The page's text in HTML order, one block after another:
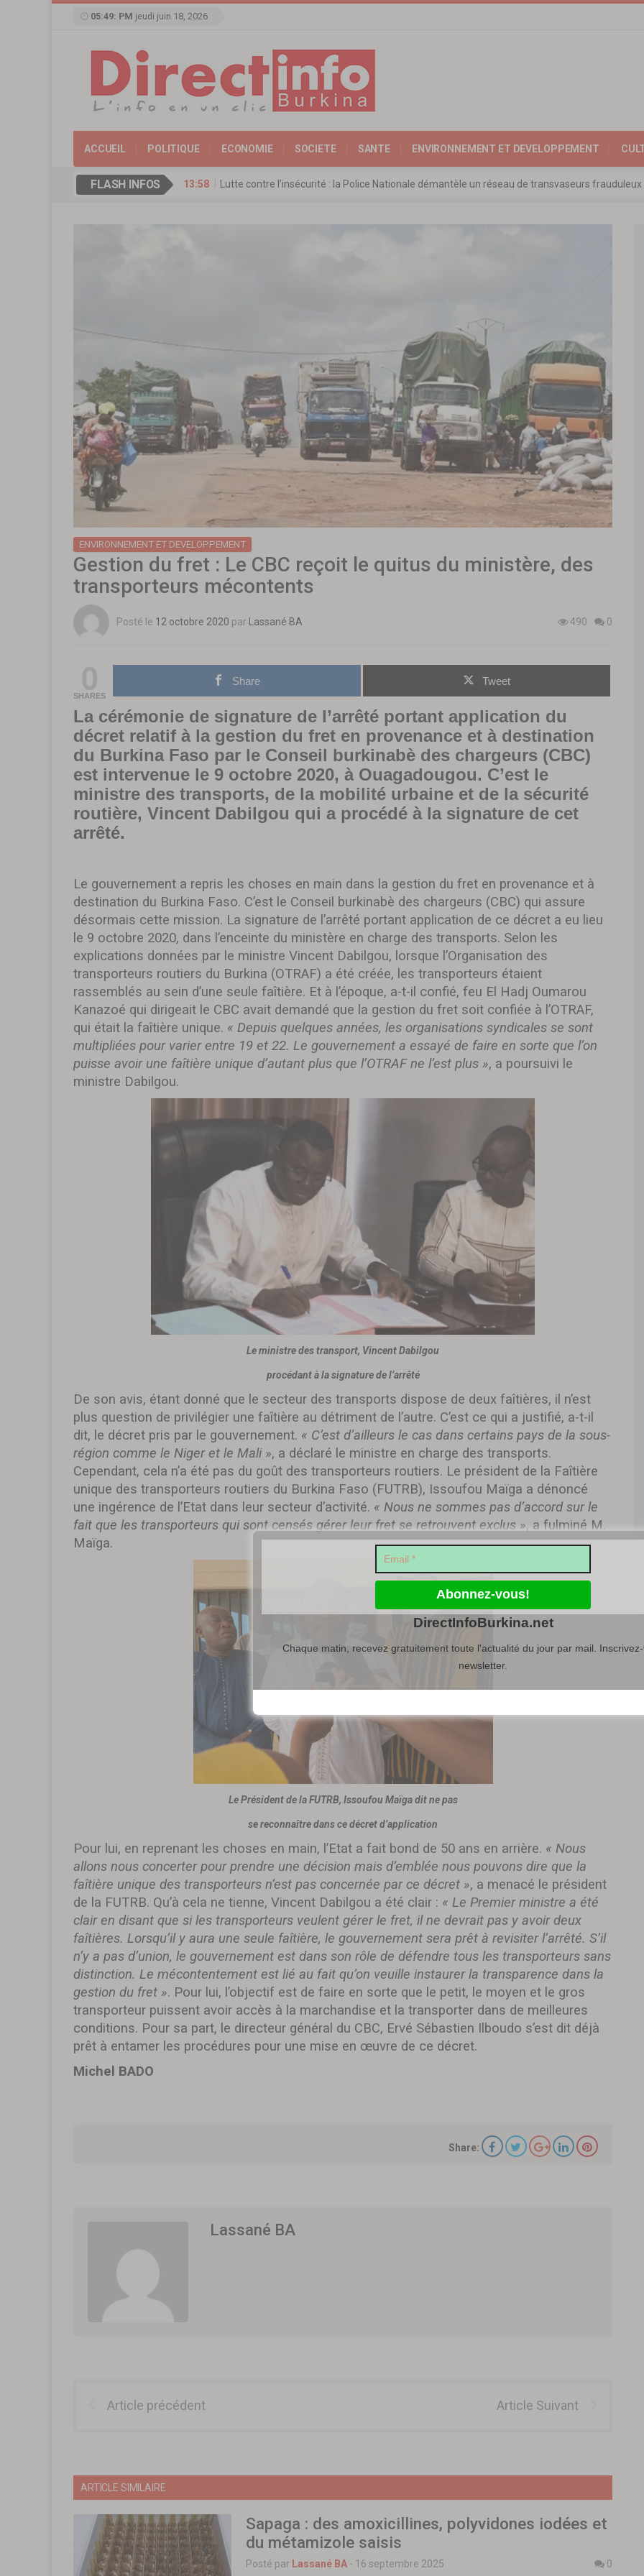
05:49: PM jeudi juin 18, 2026
ACCUEIL POLITIQUE ECONOMIE SOCIETE SANTE ENVIRONNEMENT ET DEVELOPPEMENT
FLASH INFOS 13:58
Lutte contre l’insécurité : la Police Nationale démantèle un réseau de transvaseurs
Réserve militaire au Burkina Faso : la nouvelle loi adoptée à l’unanimité
Mémorial Thomas-Sankara: les ministres chargés du Commerce de l’AES ravivent leurs
ENVIRONNEMENT ET DEVELOPPEMENT
Gestion du fret : Le CBC reçoit le quitus du ministère, des
transporteurs mécontents
Posté le 12 octobre 2020 par Lassané BA 490 0
SHARES
Share Tweet
La cérémonie de signature de l’arrêté portant application du
décret relatif à la gestion du fret en provenance et à destination
du Burkina Faso par le Conseil burkinabè des chargeurs (CBC)
est intervenue le 9 octobre 2020, à Ouagadougou. C’est le
ministre des transports, de la mobilité urbaine et de la sécurité
routière, Vincent Dabilgou qui a procédé à la signature de cet
arrêté.
Le gouvernement a repris les choses en main dans la gestion du fret en provenance et à
destination du Burkina Faso. C’est le Conseil burkinabè des chargeurs (CBC) qui assure
désormais cette mission. La signature de l’arrêté portant application de ce décret a eu lieu
le 9 octobre 2020, dans l’enceinte du ministère en charge des transports. Selon les
explications données par le ministre Vincent Dabilgou, lorsque l’Organisation des
transporteurs routiers du Burkina (OTRAF) a été créée, les transporteurs étaient
rassemblés au sein d’une seule faîtière. Et à l’époque, a-t-il confié, feu El Hadj Oumarou
Kanazoé qui dirigeait le CBC avait demandé que la gestion du fret soit confiée à l’OTRAF,
qui était la faîtière unique. « Depuis quelques années, les organisations syndicales se sont
multipliées pour varier entre 19 et 22. Le gouvernement a essayé de faire en sorte que l’on
puisse avoir une faîtière unique d’autant plus que l’OTRAF ne l’est plus », a poursuivi le
ministre Dabilgou.
Le ministre des transport, Vincent Dabilgou
procédant à la signature de l’arrêté
De son avis, étant donné que le secteur des transports dispose de deux faîtières, il n’est
plus question de privilégier une faîtière au détriment de l’autre. C’est ce qui a justifié, a-t-il
dit, le décret pris par le gouvernement. « C’est d’ailleurs le cas dans certains pays de la sous-
région comme le Niger et le Mali », a déclaré le ministre en charge des transports.
Cependant, cela n’a été pas du goût des transporteurs routiers. Le président de la Faîtière
unique des transporteurs routiers du Burkina Faso (FUTRB), Issoufou Maïga a dénoncé
une ingérence de l’Etat dans leur secteur d’activité. « Nous ne sommes pas d’accord sur le
fait que les transporteurs qui sont censés gérer leur fret se retrouvent exclus », a fulminé M.
Maïga.
Le Président de la FUTRB, Issoufou Maïga dit ne pas
se reconnaître dans ce décret d’application
Pour lui, en reprenant les choses en main, l’Etat a fait bond de 50 ans en arrière. « Nous
allons nous concerter pour prendre une décision mais d’emblée nous pouvons dire que la
faîtière unique des transporteurs n’est pas concernée par ce décret », a menacé le président
de la FUTRB. Qu’à cela ne tienne, Vincent Dabilgou a été clair : « Le Premier ministre a été
clair en disant que si les transporteurs veulent gérer le fret, il ne devrait pas y avoir deux
faîtières. Lorsqu’il y aura une seule faîtière, le gouvernement sera prêt à revisiter l’arrêté. S’il
n’y a pas d’union, le gouvernement est dans son rôle de défendre tous les transporteurs sans
distinction. Le mécontentement est lié au fait qu’on veuille instaurer la transparence dans la
gestion du fret ». Pour lui, l’objectif est de faire en sorte que le petit, le moyen et le gros
transporteur puissent avoir accès à la marchandise et la transporter dans de meilleures
conditions. Pour sa part, le directeur général du CBC, Ervé Sébastien Ilboudo s’est dit déjà
prêt à entamer les procédures pour une mise en œuvre de ce décret.
Michel BADO
Share:
Lassané BA
Article précédent Article Suivant
ARTICLE SIMILAIRE
Sapaga : des amoxicillines, polyvidones iodées et
du métamizole saisis
Posté par Lassané BA - 16 septembre 2025 0
DirectInfoBurkina.net
Chaque matin, recevez gratuitement toute l'actualité du jour par mail.
newsletter.